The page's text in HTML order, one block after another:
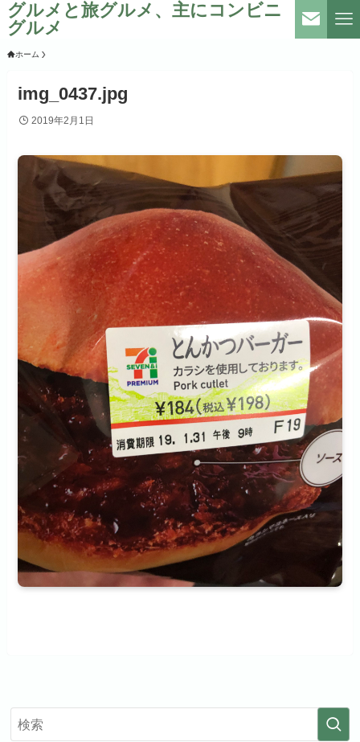
グルメと旅グルメ、主にコンビニ
グルメ
ホーム
img_0437.jpg
2019年2月1日